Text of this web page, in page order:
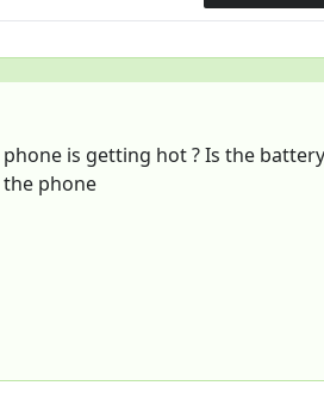
is getting hot ? Is the
phone